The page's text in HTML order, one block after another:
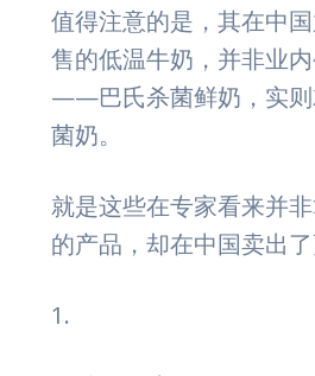
值得注意的是，其在中
售的低温牛奶，并非业
——巴氏杀菌鲜奶，实则
菌奶。
就是这些在专家看来并
的产品，却在中国卖出了
1.